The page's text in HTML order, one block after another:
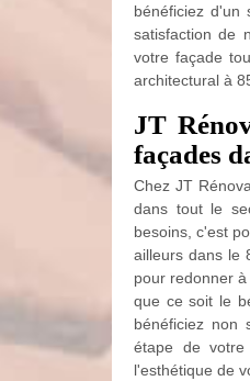
bénéficiez d'un
satisfaction de
votre façade
architectural à
JT
façades
Chez JT
dans tout le
besoins, c'est
ailleurs dans le
pour redonner
que ce soit le
bénéficiez non
étape de
l'esthétique de